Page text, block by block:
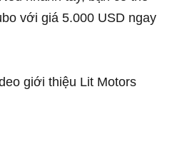
với giá 5.000 USD ngay
giới thiệu Lit Motors